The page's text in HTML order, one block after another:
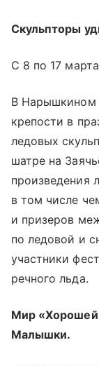
Скульпторы
С 8 по 17
В Нарышкином
крепости в
ледовых
шатре на
произведения
в том числе
и призеров
по ледовой и
участники
речного льда.
Мир «Хорошей
Малышки.